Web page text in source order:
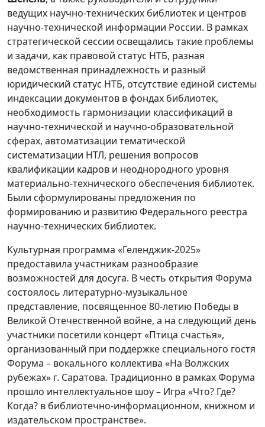
ведущих научно-технических библиотек и центров
научно-технической информации России. В рамках
стратегической сессии освещались такие проблемы
и задачи, как правовой статус НТБ, разная
ведомственная принадлежность и разный
юридический статус НТБ, отсутствие единой системы
индексации документов в фондах библиотек,
необходимость гармонизации классификаций в
научно-технической и научно-образовательной
сферах, автоматизации тематической
систематизации НТЛ, решения вопросов
квалификации кадров и неоднородного уровня
материально-технического обеспечения библиотек.
Были сформулированы предложения по
формированию и развитию Федерального реестра
научно-технических библиотек.
Культурная программа «Геленджик-2025»
предоставила участникам разнообразие
возможностей для досуга. В честь открытия Форума
состоялось литературно-музыкальное
представление, посвященное 80-летию Победы в
Великой Отечественной войне, а на следующий день
участники посетили концерт «Птица счастья»,
организованный при поддержке специального гостя
Форума – вокального коллектива «На Волжских
рубежах» г. Саратова. Традиционно в рамках Форума
прошло интеллектуальное шоу – Игра «Что? Где?
Когда? в библиотечно-информационном, книжном и
издательском пространстве».